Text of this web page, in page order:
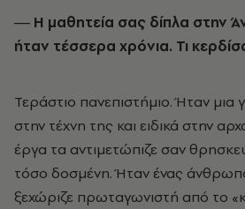
― Η µαθητεία σας δίπλα στην Άννα Συνοδινού
ήταν τέσσερα χρόνια. Τι
Τεράστιο πανεπιστήµιο. Ήταν µια
στην τέχνη της και ειδικά στην
έργα τα αντιµετώπιζε σαν
τόσο δοσµένη. Ήταν ένας
ξεχώριζε πρωταγωνιστή από το